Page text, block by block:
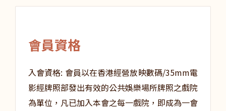
會員資格
入會資格: 會員以在香港經營放映數碼/35mm電
影經牌照部發出有效的公共娛樂場所牌照之戲院
為單位，凡已加入本會之每一戲院，即成為一會